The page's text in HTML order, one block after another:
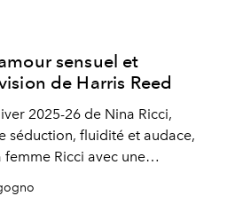
sensuel et
de Harris Reed
2025-26 de Nina Ricci,
séduction, fluidité et audace,
Ricci avec une